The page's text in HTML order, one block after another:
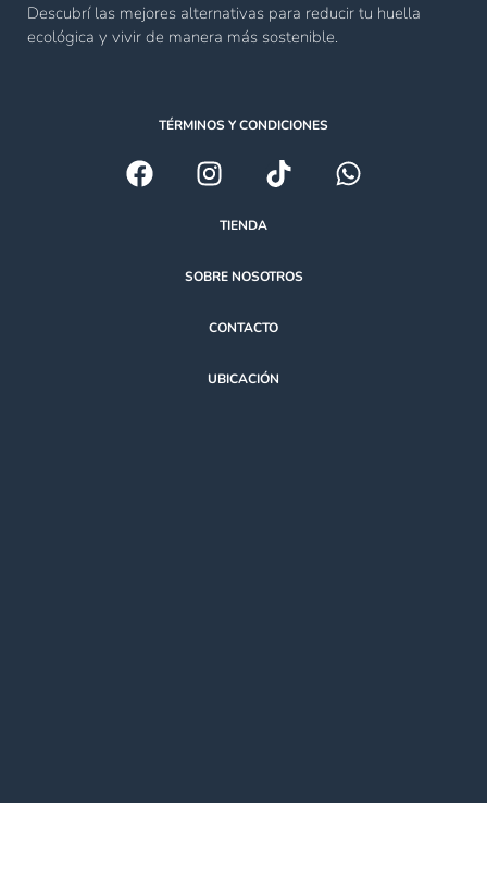
Descubrí las mejores alternativas para reducir tu huella
ecológica y vivir de manera más sostenible.
TÉRMINOS Y CONDICIONES
TIENDA
SOBRE NOSOTROS
CONTACTO
UBICACIÓN